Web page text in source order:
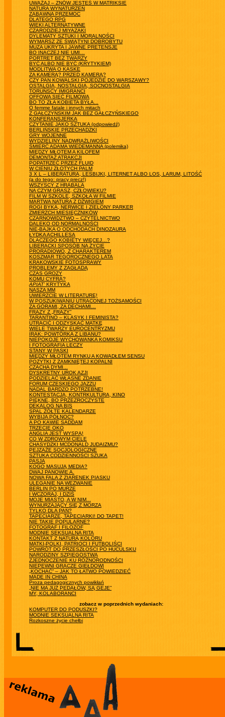
UWAŻAJ – ZNÓW JESTEŚ W MATRIKSIE
NATURA WYNATURZEŃ
ZABAWNA PRZEMOC
DLATEGO RPG
WIEKI ALTERNATYWNE
CZARODZIEJ MIYAZAKI
DYLEMATY SZTUKI I MORALNOŚCI
WYMARSZ ZE ŚWIĄTYNI DOBROBYTU
MUZA UKRYTA I JAWNE PRETENSJE
BO INACZEJ NIE UMI…
PORTRET BEZ TWARZY
BYĆ ALBO NIE BYĆ (KRYTYKIEM)
MODLITWA O KASKE
ZA KAMERĄ? PRZED KAMERĄ?
CZY PAN KOWALSKI POJEDZIE DO WARSZAWY?
OSTALGIA, NOSTALGIA, SOCNOSTALGIA
TORUŃSCY IMIGRANCI
OFFOWA SIEĆ FILMOWA
BO TO ZŁA KOBIETA BYŁA...
O femme fatale i innych mitach
Z GAŁCZYŃSKIM JAK BEZ GAŁCZYŃSKIEGO
KONFERANSJERKA
CZYTANIE JAKO SZTUKA (odpowiedź)
BERLIŃSKIE PRZECHADZKI
GRY WOJENNE
WYDZIELINY NADWRAŻLIWOŚCI
ŚMIERĆ ADAMA WIEDEMANNA (polemika)
MIĘDZY MŁOTEM A KILOFEM
DEMONTAŻ ATRAKCJI
POPATRZEĆ PRZEZ FLUID
W CIENIU ZŁOTYCH PALM
3 X L – LIBERATURA, LESBIJKI, LITERNET ALBO LOS, LARUM, LITOŚĆ
(a do tego: pracy precz!)
WSZYSCY Z HRABALA
NA CZYM GRASZ, CZŁOWIEKU?
FILM W SZKOLE, SZKOŁA W FILMIE
MARTWA NATURA Z DŹWIGIEM
ROGI BYKA, NERWICE I ZIELONY PARKER
ZMIERZCH MIESIĘCZNIKÓW
CZARNOWIDZTWO – CZYTELNICTWO
DALEKO OD NORMALNOŚCI
NIE-BAJKA O ODCHODACH DINOZAURA
ŁYDKA ACHILLESA
DLACZEGO KOBIETY WIĘCEJ…?
LIBERACKI SPOSÓB NA ŻYCIE
PRORADIOWO, Z CHARAKTEREM
KOSZMAR TEGOROCZNEGO LATA
KRAKOWSKIE FOTOSPRAWY
PROBLEMY Z ZAGŁADĄ
CZAS GROZY
KOMU CYFRA?
APIAT’KRYTYKA
NASZA MM
UWIERZCIE W LITERATURĘ!
W POSZUKIWANIU UTRACONEJ TOŻSAMOŚCI
ZA GÓRAMI, ZA DECHAMI…
FRAZY Z „FRAZY”
TARANTINO – KLASYK I FEMINISTA?
UTRACIĆ I ODZYSKAĆ MATKĘ
WIELE TWARZY EUROCENTRYZMU
IRAK: POWTÓRKA Z LIBANU?
NIEPOKOJE WYCHOWANKA KOMIKSU
I FOTOGRAFIA LECZY
STANY W PASKI
MIĘDZY MŁOTEM RYNKU A KOWADŁEM SENSU
POŻYTKI Z ZAMKNIĘTEJ KOPALNI
CZACHA DYMI...
DYSKRETNY UROK AZJI
PODZIELAĆ WŁASNE ZDANIE
FORUM CZESKIEGO JAZZU
NADAL BARDZO POTRZEBNE!
KONTESTACJA, KONTRKULTURA, KINO
PIĘKNE, BO PRZEZROCZYSTE
DEKALOG NA BIS
SPAL ŻÓŁTE KALENDARZE
WYBIJA PÓŁNOC?
A PO KAWIE SADDAM
TRZECIE OKO
ANGLIA JEST WYSPĄ!
CO W ZDROWYM CIELE
CHASYDZKI MCDONALD JUDAIZMU?
PEJZAŻE SOCJOLOGICZNE
SZTUKA CODZIENNOŚCI SZUKA
PASJA
KOGO MASUJĄ MEDIA?
DWAJ PANOWIE A.
NOWA FALA Z ZIARENEK PIASKU
ULEGANIE NA WEZWANIE
BERLIN PO MURZE
I WCZORAJ, I DZIŚ
MOJE MIASTO, A W NIM...
WYNURZAJĄCY SIĘ Z MORZA
TYLKO DLA PAŃ?
TAPECIARZE, TAPECIARKI! DO TAPET!
NIE TAKIE POPULARNE?
FOTOGRAF I FILOZOF
MODNIE SEKSUALNA RITA
KONTAKT Z NATURĄ KOLORU
MATKI-POLKI, PATRIOCI I FUTBOLIŚCI
POWRÓT DO PRZESZŁOŚCI PO HUCULSKU
NARODZINY SZPIEGOSTWA
ZJEDNOCZENIE KU RÓŻNORODNOŚCI
NIEPEWNI GRACZE GIEŁDOWI
„KOCHAĆ” – JAK TO ŁATWO POWIEDZIEĆ
MADE IN CHINA
Proza pedagogicznych powikłań
„NIE MA JUŻ PEDAŁÓW, SĄ GEJE”
MY, KOLABORANCI
zobacz w poprzednich wydaniach:
KOMPUTER DO PODUSZKI?
MODNIE SEKSUALNA RITA
Rozkoszne życie chełbi